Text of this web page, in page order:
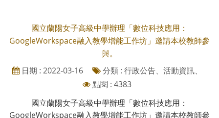
國立蘭陽女子高級中學辦理「數位科技應用：
GoogleWorkspace融入教學增能工作坊」邀請本校教師參
與。
日期 : 2022-03-16
分類 : 行政公告、活動資訊、
點閱 : 4383
國立蘭陽女子高級中學辦理「數位科技應用：
GoogleWorkspace融入教學增能工作坊」邀請本校教師參